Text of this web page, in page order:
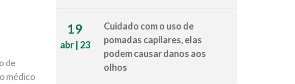
de
médico
19
abr | 23
Cuidado com o uso de
pomadas capilares, elas
podem causar danos aos
olhos